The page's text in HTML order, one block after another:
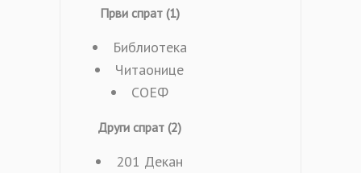
Први спрат (1)
Библиотека
Читаонице
СОЕФ
Други спрат (2)
201 Декан